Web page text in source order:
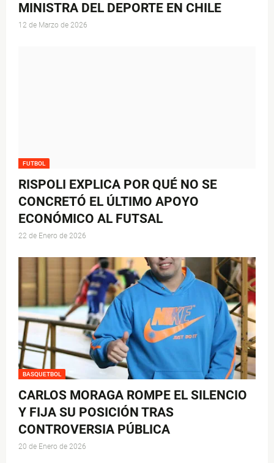
MINISTRA DEL DEPORTE EN CHILE
12 de Marzo de 2026
FUTBOL
RISPOLI EXPLICA POR QUÉ NO SE
CONCRETÓ EL ÚLTIMO APOYO
ECONÓMICO AL FUTSAL
22 de Enero de 2026
BASQUETBOL
CARLOS MORAGA ROMPE EL SILENCIO
Y FIJA SU POSICIÓN TRAS
CONTROVERSIA PÚBLICA
20 de Enero de 2026